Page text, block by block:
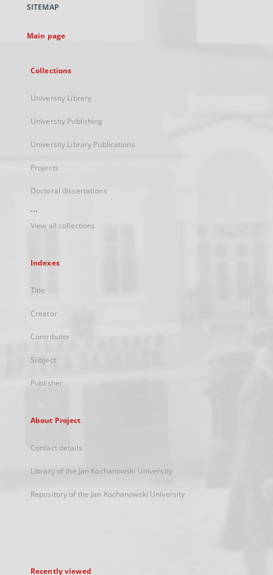
new
SITEMAP
Main page
Collections
University Library
University Publishing
University Library Publications
Projects
Doctoral dissertations
...
View all collections
Indexes
Title
Creator
Contributor
Subject
Publisher
About Project
Contact details
Library of the Jan Kochanowski University
Repository of the Jan Kochanowski University
Recently viewed